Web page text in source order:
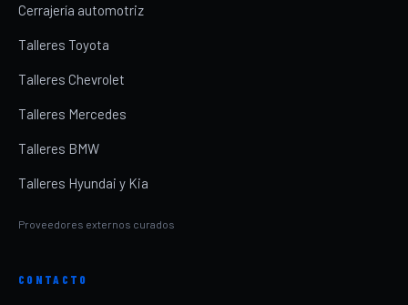
Cerrajería automotriz
Talleres Toyota
Talleres Chevrolet
Talleres Mercedes
Talleres BMW
Talleres Hyundai y Kia
Proveedores externos curados
CONTACTO